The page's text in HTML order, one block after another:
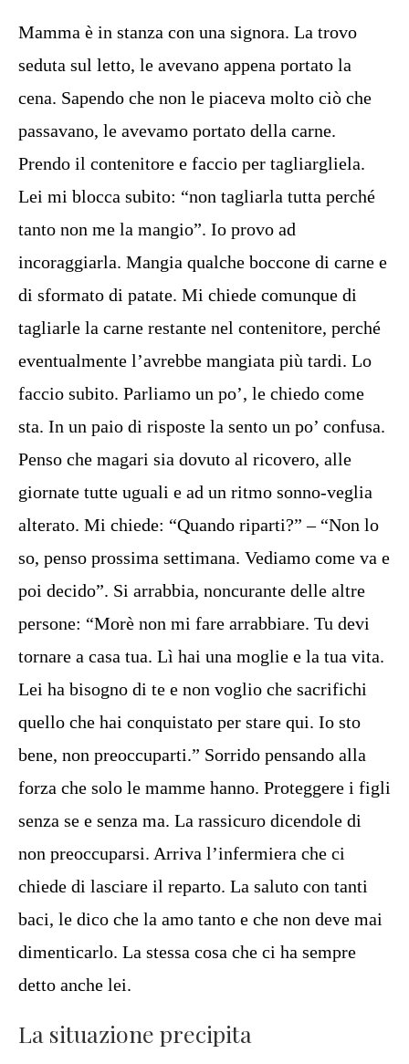
Mamma è in stanza con una signora. La trovo
seduta sul letto, le avevano appena portato la
cena. Sapendo che non le piaceva molto ciò che
passavano, le avevamo portato della carne.
Prendo il contenitore e faccio per tagliargliela.
Lei mi blocca subito: “non tagliarla tutta perché
tanto non me la mangio”. Io provo ad
incoraggiarla. Mangia qualche boccone di carne e
di sformato di patate. Mi chiede comunque di
tagliarle la carne restante nel contenitore, perché
eventualmente l’avrebbe mangiata più tardi. Lo
faccio subito. Parliamo un po’, le chiedo come
sta. In un paio di risposte la sento un po’ confusa.
Penso che magari sia dovuto al ricovero, alle
giornate tutte uguali e ad un ritmo sonno-veglia
alterato. Mi chiede: “Quando riparti?” – “Non lo
so, penso prossima settimana. Vediamo come va e
poi decido”. Si arrabbia, noncurante delle altre
persone: “Morè non mi fare arrabbiare. Tu devi
tornare a casa tua. Lì hai una moglie e la tua vita.
Lei ha bisogno di te e non voglio che sacrifichi
quello che hai conquistato per stare qui. Io sto
bene, non preoccuparti.” Sorrido pensando alla
forza che solo le mamme hanno. Proteggere i figli
senza se e senza ma. La rassicuro dicendole di
non preoccuparsi. Arriva l’infermiera che ci
chiede di lasciare il reparto. La saluto con tanti
baci, le dico che la amo tanto e che non deve mai
dimenticarlo. La stessa cosa che ci ha sempre
detto anche lei.
La situazione precipita